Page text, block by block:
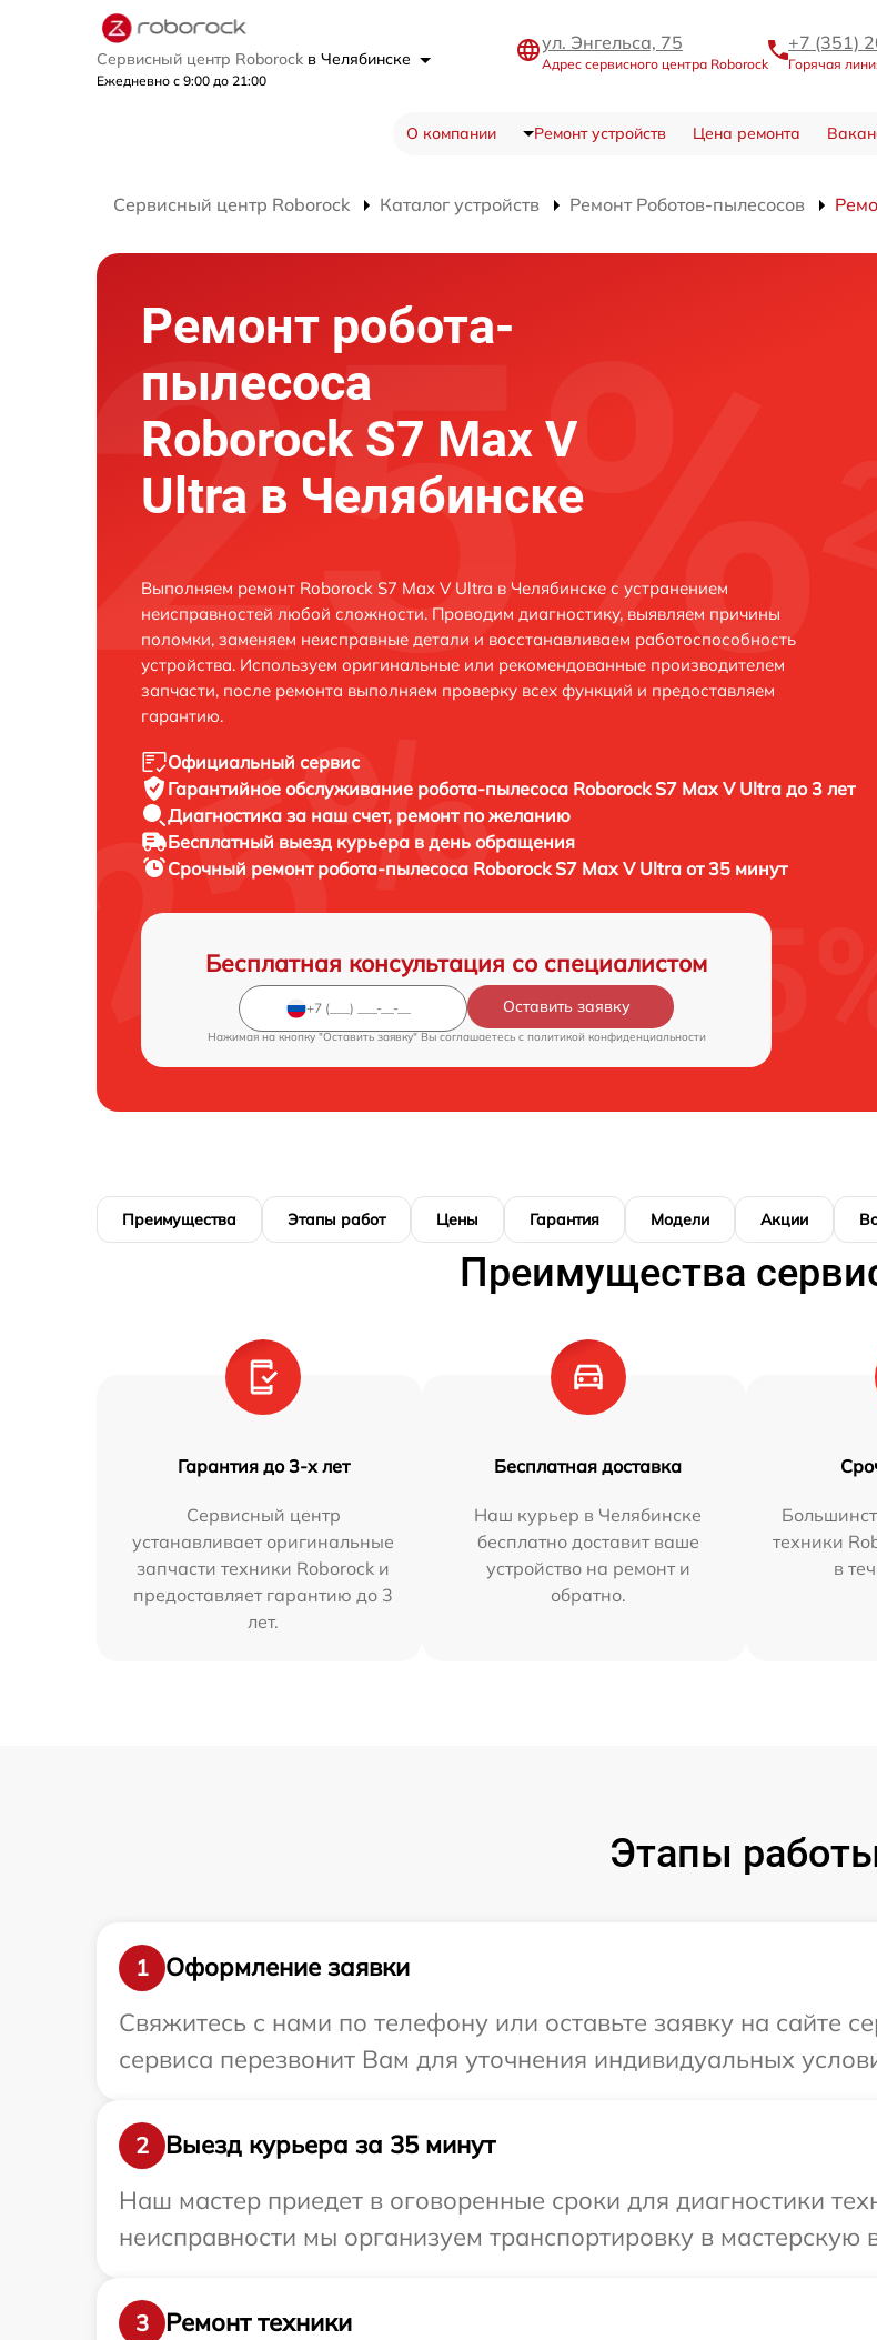
Сервисный центр Roborock в Челябинске
Ежедневно с 9:00 до 21:00
ул. Энгельса, 75
Адрес сервисного центра Roborock
+7 (351)
Горячая
О компании Ремонт устройств Цена ремонта
Сервисный центр Roborock Каталог устройств Ремонт Роботов-пылесосов
Ремонт робота-
пылесоса
Roborock S7 Max V
Ultra в Челябинске
Выполняем ремонт Roborock S7 Max V Ultra в Челябинске с устранением
неисправностей любой сложности. Проводим диагностику, выявляем причины
поломки, заменяем неисправные детали и восстанавливаем работоспособность
устройства. Используем оригинальные или рекомендованные производителем
запчасти, после ремонта выполняем проверку всех функций и предоставляем
гарантию.
Официальный сервис
Гарантийное обслуживание робота-пылесоса Roborock S7 Max V Ultra до 3 лет
Диагностика за наш счет, ремонт по желанию
Бесплатный выезд курьера в день обращения
Срочный ремонт робота-пылесоса Roborock S7 Max V Ultra от 35 минут
Бесплатная консультация со специалистом
Оставить заявку
Нажимая на кнопку "Оставить заявку" Вы соглашаетесь c политикой конфиденциальности
Преимущества Этапы работ Цены Гарантия Модели Акции
Преимущества
Гарантия до 3-х лет
Сервисный центр
устанавливает оригинальные
запчасти техники Roborock и
предоставляет гарантию до 3
лет.
Бесплатная доставка
Наш курьер в Челябинске
бесплатно доставит ваше
устройство на ремонт и
обратно.
техники
в
Этапы
1
Оформление заявки
Свяжитесь с нами по телефону или оставьте заявку на сайте
сервиса перезвонит Вам для уточнения индивидуальных
2
Выезд курьера за 35 минут
Наш мастер приедет в оговоренные сроки для диагностики
неисправности мы организуем транспортировку в мастерскую
3
Ремонт техники